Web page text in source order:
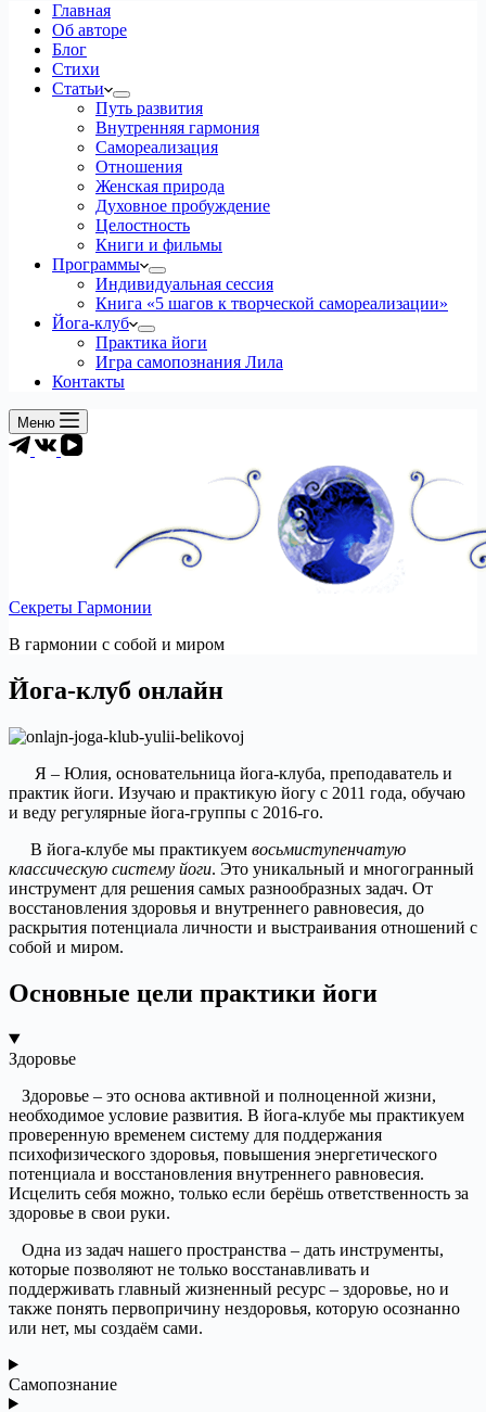
Главная
Об авторе
Блог
Стихи
Статьи
Путь развития
Внутренняя гармония
Самореализация
Отношения
Женская природа
Духовное пробуждение
Целостность
Книги и фильмы
Программы
Индивидуальная сессия
Книга «5 шагов к творческой самореализации»
Йога-клуб
Практика йоги
Игра самопознания Лила
Контакты
Меню
Секреты Гармонии
В гармонии c собой и миром
Йога-клуб онлайн
Я – Юлия, основательница йога-клуба, преподаватель и
практик йоги. Изучаю и практикую йогу с 2011 года, обучаю
и веду регулярные йога-группы с 2016-го.
В йога-клубе мы практикуем восьмиступенчатую
классическую систему йоги. Это уникальный и многогранный
инструмент для решения самых разнообразных задач. От
восстановления здоровья и внутреннего равновесия, до
раскрытия потенциала личности и выстраивания отношений с
собой и миром.
Основные цели практики йоги
Здоровье
Здоровье – это основа активной и полноценной жизни,
необходимое условие развития. В йога-клубе мы практикуем
проверенную временем систему для поддержания
психофизического здоровья, повышения энергетического
потенциала и восстановления внутреннего равновесия.
Исцелить себя можно, только если берёшь ответственность за
здоровье в свои руки.
Одна из задач нашего пространства – дать инструменты,
которые позволяют не только восстанавливать и
поддерживать главный жизненный ресурс – здоровье, но и
также понять первопричину нездоровья, которую осознанно
или нет, мы создаём сами.
Самопознание